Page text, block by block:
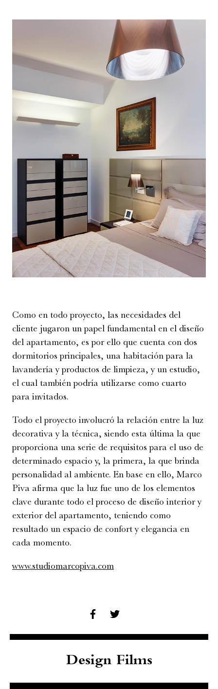
Como en todo proyecto, las necesidades del
cliente jugaron un papel fundamental en el diseño
del apartamento, es por ello que cuenta con dos
dormitorios principales, una habitación para la
lavandería y productos de limpieza, y un estudio,
el cual también podría utilizarse como cuarto
para invitados.
Todo el proyecto involucró la relación entre la luz
decorativa y la técnica, siendo esta última la que
proporciona una serie de requisitos para el uso de
determinado espacio y, la primera, la que brinda
personalidad al ambiente. En base en ello, Marco
Piva afirma que la luz fue uno de los elementos
clave durante todo el proceso de diseño interior y
exterior del apartamento, teniendo como
resultado un espacio de confort y elegancia en
cada momento.
www.studiomarcopiva.com
Design Films